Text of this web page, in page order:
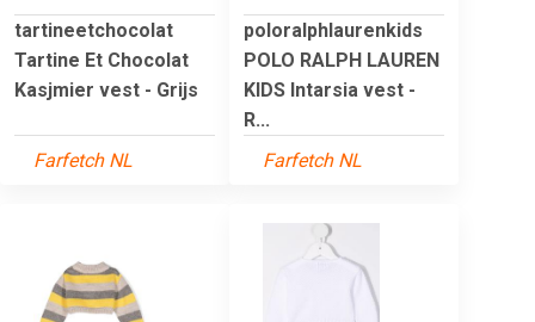
tartineetchocolat
Tartine Et Chocolat
Kasjmier vest - Grijs
Farfetch NL
poloralphlaurenkids
POLO RALPH LAUREN
KIDS Intarsia vest -
R...
Farfetch NL